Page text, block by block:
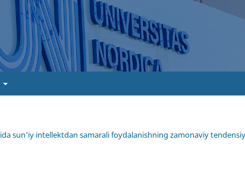
sun'iy intellektdan samarali foydalanishning zamonaviy